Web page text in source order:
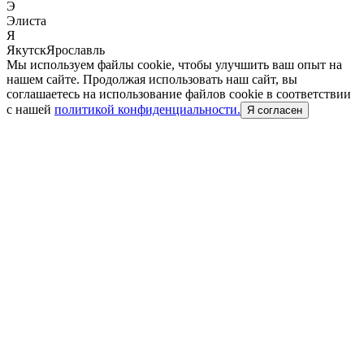
Э
Элиста
Я
ЯкутскЯрославль
Мы используем файлы cookie, чтобы улучшить ваш опыт на
нашем сайте. Продолжая использовать наш сайт, вы
соглашаетесь на использование файлов cookie в соответствии
с нашей политикой конфиденциальности. Я согласен